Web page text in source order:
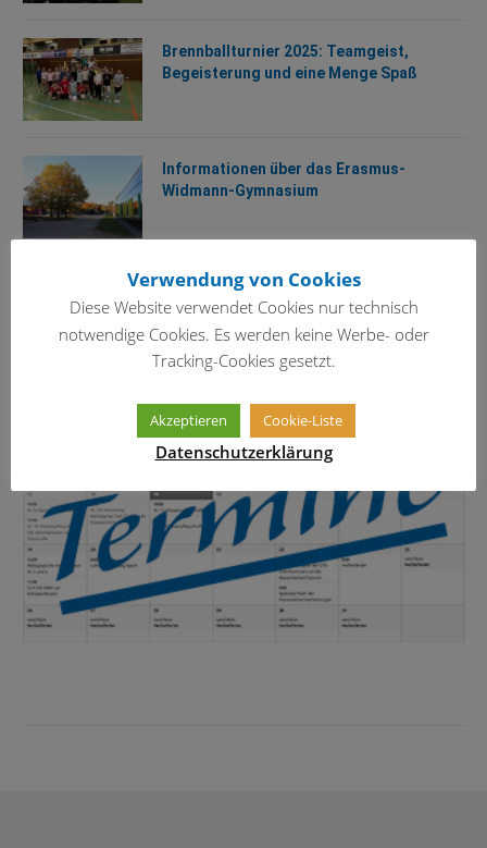
Brennballturnier 2025: Teamgeist,
Begeisterung und eine Menge Spaß
Informationen über das Erasmus-
Widmann-Gymnasium
TERMINKALENDER
Verwendung von Cookies
Diese Website verwendet Cookies nur technisch
notwendige Cookies. Es werden keine Werbe- oder
Tracking-Cookies gesetzt.
Akzeptieren Cookie-Liste
Datenschutzerklärung